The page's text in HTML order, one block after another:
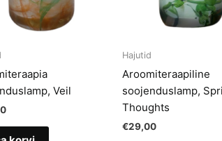
Veil
Hajutid
Aroomiteraapiline
soojenduslamp,
Thoughts
€29,00